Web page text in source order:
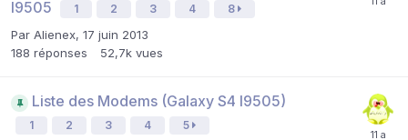
I9505
1 2 3 4 8
Par Alienex, 17 juin 2013
188 réponses 52,7k vues
Liste des Modems (Galaxy S4 I9505)
1 2 3 4 5